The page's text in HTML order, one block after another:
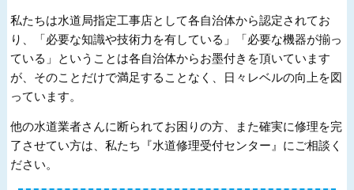
私たちは水道局指定工事店として各自治体から認定されてお
り、「必要な知識や技術力を有している」「必要な機器が揃っ
ている」ということは各自治体からお墨付きを頂いています
が、そのことだけで満足することなく、日々レベルの向上を図
っています。
他の水道業者さんに断られてお困りの方、また確実に修理を完
了させてい方は、私たち『水道修理受付センター』にご相談く
ださい。